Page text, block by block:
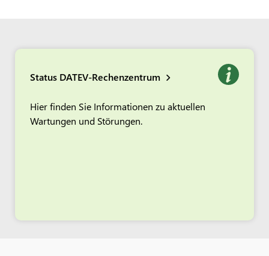
Status DATEV-Rechenzentrum
Hier finden Sie Informationen zu aktuellen
Wartungen und Störungen.